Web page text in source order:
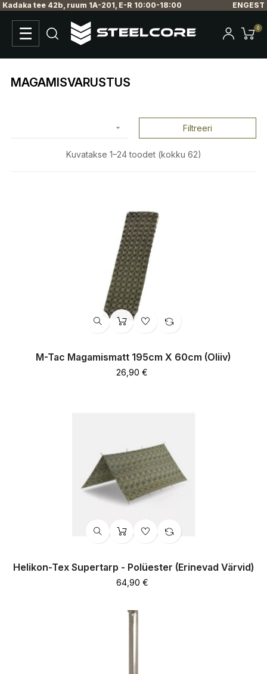
Kadaka tee 42b, ruum 1A-201, E-R 10:00-18:00 ENGEST
Toggle
navigation
☰ 0
MAGAMISVARUSTUS
 Filtreeri
Kuvatakse 1–24 toodet (kokku 62)
M-Tac Magamismatt 195cm Х 60cm (oliiv)
Hind
26,90 €
Helikon-Tex Supertarp - Polüester (erinevad Värvid)
Hind
64,90 €